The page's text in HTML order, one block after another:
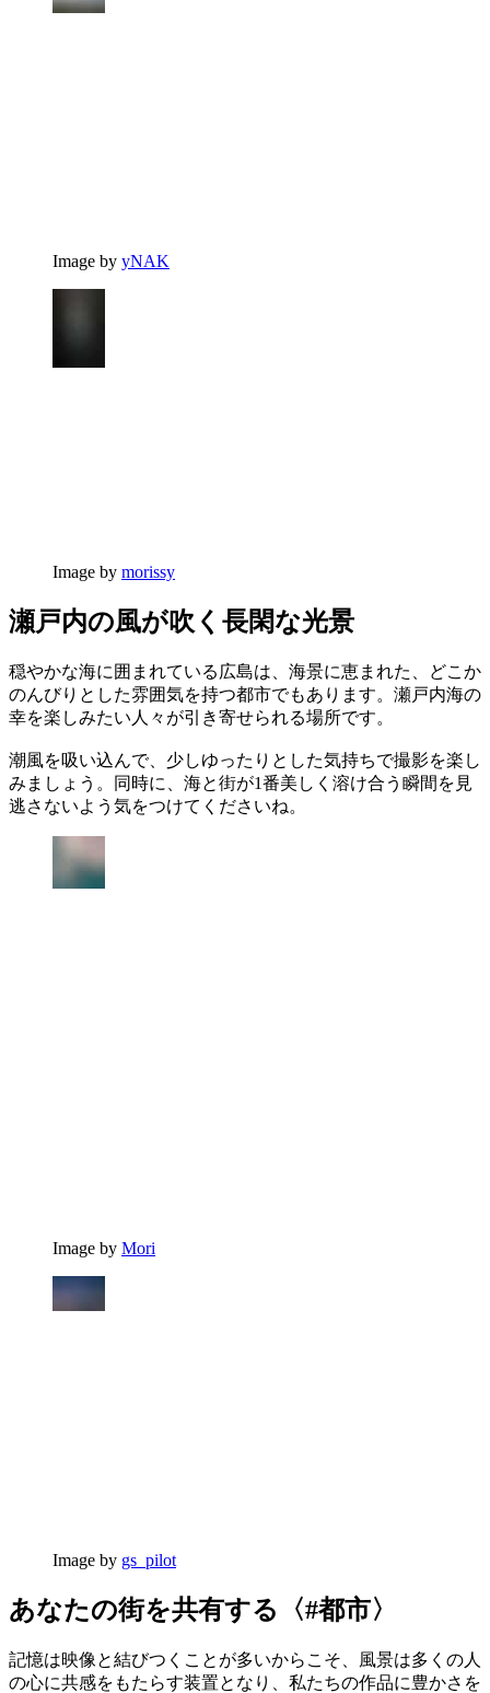
Image by yNAK
Image by morissy
瀬戸内の風が吹く長閑な光景
穏やかな海に囲まれている広島は、海景に恵まれた、どこか
のんびりとした雰囲気を持つ都市でもあります。瀬戸内海の
幸を楽しみたい人々が引き寄せられる場所です。
潮風を吸い込んで、少しゆったりとした気持ちで撮影を楽し
みましょう。同時に、海と街が1番美しく溶け合う瞬間を見
逃さないよう気をつけてくださいね。
Image by Mori
Image by gs_pilot
あなたの街を共有する〈#都市〉
記憶は映像と結びつくことが多いからこそ、風景は多くの人
の心に共感をもたらす装置となり、私たちの作品に豊かさを